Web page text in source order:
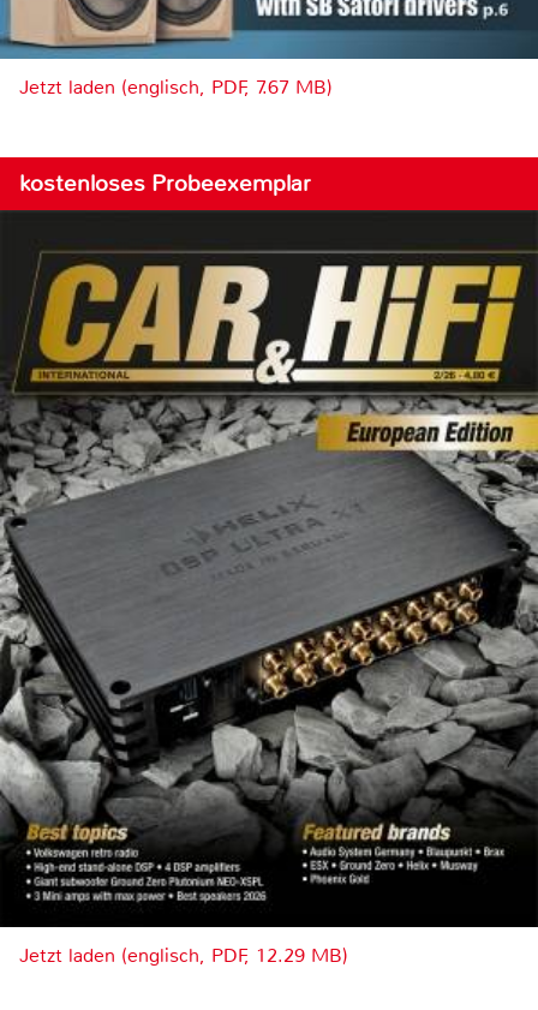
Jetzt laden (englisch, PDF, 7.67 MB)
kostenloses Probeexemplar
Jetzt laden (englisch, PDF, 12.29 MB)